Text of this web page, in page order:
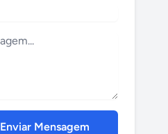
Enviar Mensagem